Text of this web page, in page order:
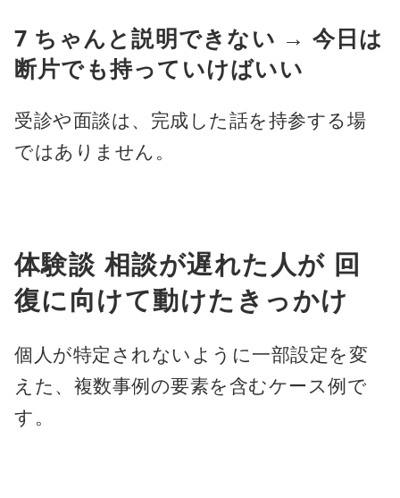
7 ちゃんと説明できない → 今日は
断片でも持っていけばいい
受診や面談は、完成した話を持参する場
ではありません。
体験談 相談が遅れた人が 回
復に向けて動けたきっかけ
個人が特定されないように一部設定を変
えた、複数事例の要素を含むケース例で
す。